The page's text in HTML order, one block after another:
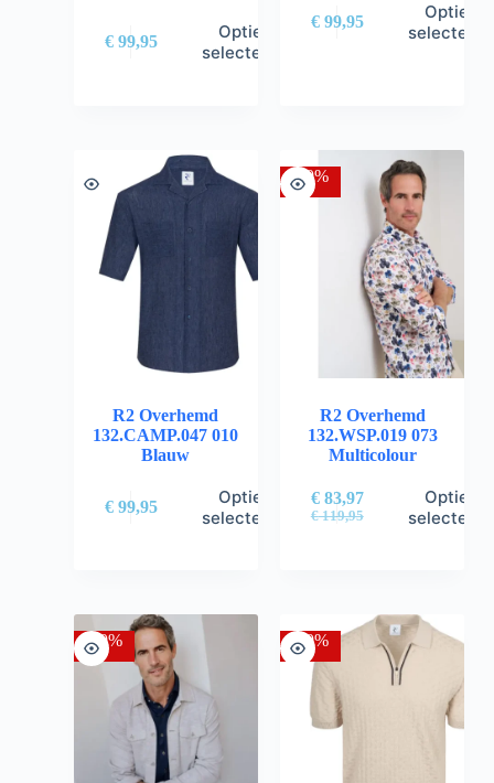
€99,95
Opties
selecteren
€99,95
Opties
selecteren
R2 Overhemd
132.CAMP.047 010
Blauw
€99,95
Opties
selecteren
-30%
R2 Overhemd
132.WSP.019 073
Multicolour
€119,95
€83,97
Opties
selecteren
-30% -30%